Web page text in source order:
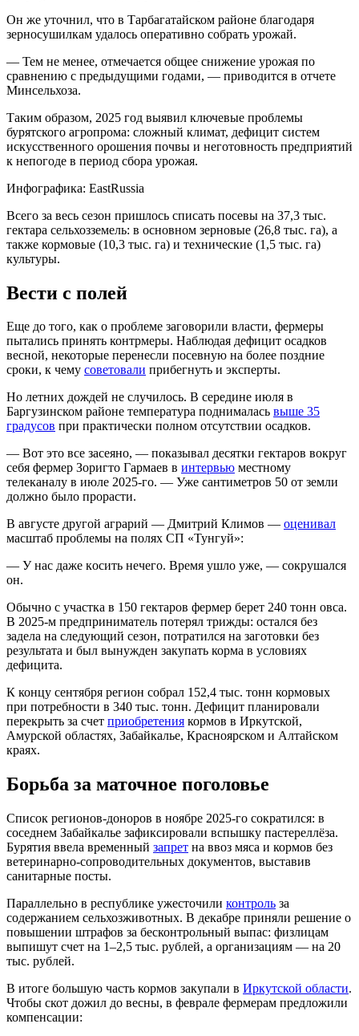
Он же уточнил, что в Тарбагатайском районе благодаря
зерносушилкам удалось оперативно собрать урожай.
— Тем не менее, отмечается общее снижение урожая по
сравнению с предыдущими годами, — приводится в отчете
Минсельхоза.
Таким образом, 2025 год выявил ключевые проблемы
бурятского агропрома: сложный климат, дефицит систем
искусственного орошения почвы и неготовность предприятий
к непогоде в период сбора урожая.
Инфографика: EastRussia
Всего за весь сезон пришлось списать посевы на 37,3 тыс.
гектара сельхозземель: в основном зерновые (26,8 тыс. га), а
также кормовые (10,3 тыс. га) и технические (1,5 тыс. га)
культуры.
Вести с полей
Еще до того, как о проблеме заговорили власти, фермеры
пытались принять контрмеры. Наблюдая дефицит осадков
весной, некоторые перенесли посевную на более поздние
сроки, к чему советовали прибегнуть и эксперты.
Но летних дождей не случилось. В середине июля в
Баргузинском районе температура поднималась выше 35
градусов при практически полном отсутствии осадков.
— Вот это все засеяно, — показывал десятки гектаров вокруг
себя фермер Зоригто Гармаев в интервью местному
телеканалу в июле 2025-го. — Уже сантиметров 50 от земли
должно было прорасти.
В августе другой аграрий — Дмитрий Климов — оценивал
масштаб проблемы на полях СП «Тунгуй»:
— У нac дaжe кocить нeчeгo. Bpeмя yшлo yжe, — сокрушался
он.
Обычно с участка в 150 гектаров фермер берет 240 тонн овса.
В 2025-м предприниматель потерял трижды: остался без
задела на следующий сезон, потратился на заготовки без
результата и был вынужден закупать корма в условиях
дефицита.
К концу сентября регион собрал 152,4 тыс. тонн кормовых
при потребности в 340 тыс. тонн. Дефицит планировали
перекрыть за счет приобретения кормов в Иркутской,
Амурской областях, Забайкалье, Красноярском и Алтайском
краях.
Борьба за маточное поголовье
Список регионов-доноров в ноябре 2025-го сократился: в
соседнем Забайкалье зафиксировали вспышку пастереллёза.
Бурятия ввела временный запрет на ввоз мяса и кормов без
ветеринарно-сопроводительных документов, выставив
санитарные посты.
Параллельно в республике ужесточили контроль за
содержанием сельхозживотных. В декабре приняли решение о
повышении штрафов за бесконтрольный выпас: физлицам
выпишут счет на 1–2,5 тыс. рублей, а организациям — на 20
тыс. рублей.
В итоге большую часть кормов закупали в Иркутской области.
Чтобы скот дожил до весны, в феврале фермерам предложили
компенсации: